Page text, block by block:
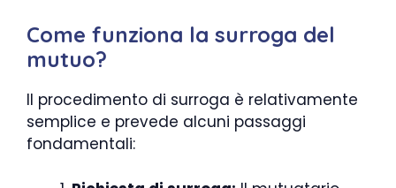
Come funziona la surroga del
mutuo?
Il procedimento di surroga è relativamente
semplice e prevede alcuni passaggi
fondamentali: